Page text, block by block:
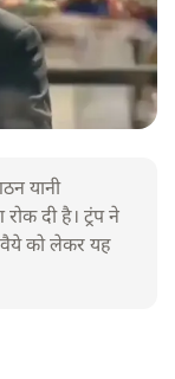
यानी
दी है। ट्रंप ने
को लेकर यह